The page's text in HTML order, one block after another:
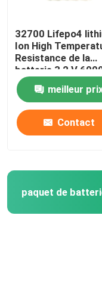
32700 Lifepo4
Ion High
Resistance de la
batterie 3,2 V
meilleur
Contact
paquet de